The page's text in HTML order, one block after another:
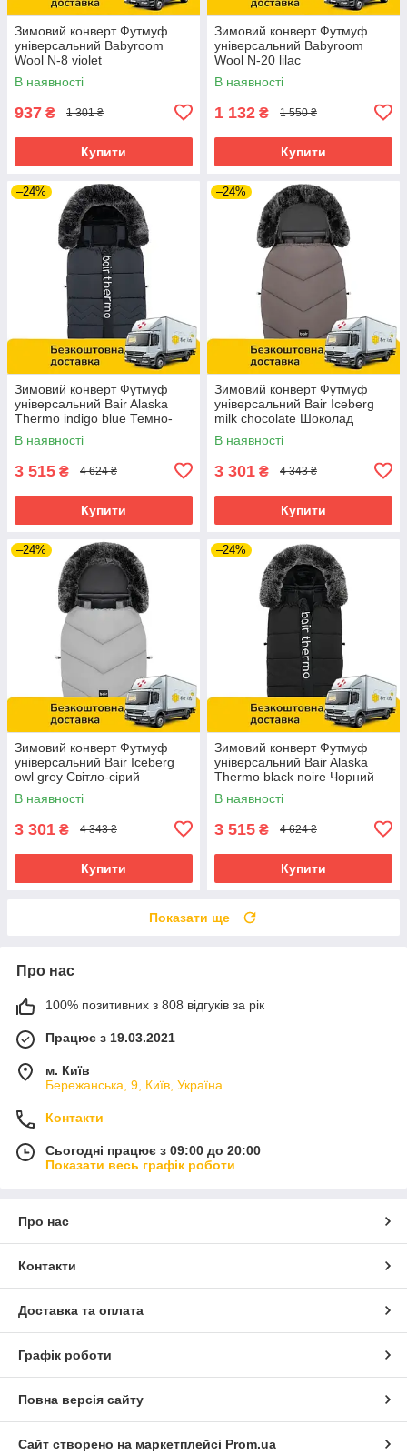
Зимовий конверт Футмуф
універсальний Babyroom
Wool N-8 violet
В наявності
937 ₴ 1 301 ₴
Купити
Зимовий конверт Футмуф
універсальний Babyroom
Wool N-20 lilac
В наявності
1 132 ₴ 1 550 ₴
Купити
–24%
Зимовий конверт Футмуф
універсальний Bair Alaska
Thermo indigo blue Темно-
синій
В наявності
3 515 ₴ 4 624 ₴
Купити
–24%
Зимовий конверт Футмуф
універсальний Bair Iceberg
milk chocolate Шоколад
В наявності
3 301 ₴ 4 343 ₴
Купити
–24%
Зимовий конверт Футмуф
універсальний Bair Iceberg
owl grey Світло-сірий
В наявності
3 301 ₴ 4 343 ₴
Купити
–24%
Зимовий конверт Футмуф
універсальний Bair Alaska
Thermo black noire Чорний
В наявності
3 515 ₴ 4 624 ₴
Купити
Показати ще
Про нас
100% позитивних з 808 відгуків за рік
Працює з 19.03.2021
м. Київ
Бережанська, 9, Київ, Україна
Контакти
Сьогодні працює з 09:00 до 20:00
Показати весь графік роботи
Про нас
Контакти
Доставка та оплата
Графік роботи
Повна версія сайту
Сайт створено на маркетплейсі Prom.ua